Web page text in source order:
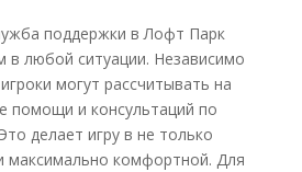
поддержки в Лофт Парк
в любой ситуации. Независимо
могут рассчитывать на
помощи и консультаций по
делает игру в не только
максимально комфортной. Для